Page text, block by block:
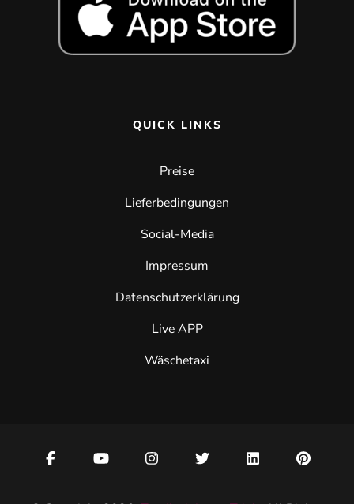
QUICK LINKS
Preise
Lieferbedingungen
Social-Media
Impressum
Datenschutzerklärung
Live APP
Wäschetaxi